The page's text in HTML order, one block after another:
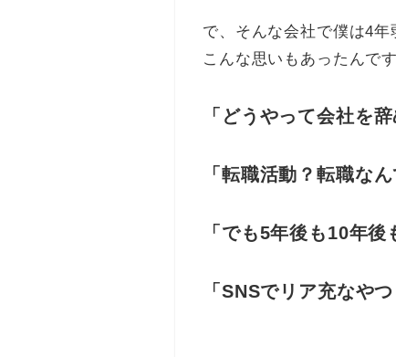
で、そんな会社で僕は4
こんな思いもあったんで
「どうやって会社を
「転職活動？転職な
「でも5年後も10年
「SNSでリア充なや